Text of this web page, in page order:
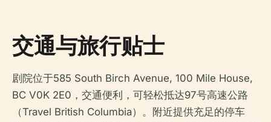
交通与旅行贴士
剧院位于585 South Birch Avenue, 100 Mile House,
BC V0K 2E0，交通便利，可轻松抵达97号高速公路
（Travel British Columbia）。附近提供充足的停车